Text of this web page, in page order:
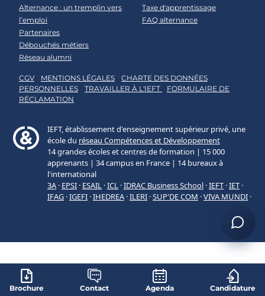
Brochure Contact Agenda Candidature
Alternance : un tremplin vers
l’emploi
Partenaires
Débouchés métiers
Réseau alumni
Taxe d'apprentissage
FAQ alternance
CGV MENTIONS LÉGALES
CHARTE DES DONNÉES
PERSONNELLES
TRAVAILLER À L'IEFT
FORMULAIRE DE
RÉCLAMATION